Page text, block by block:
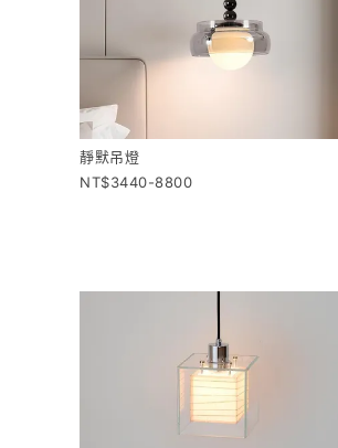
靜默吊燈
3440-8800